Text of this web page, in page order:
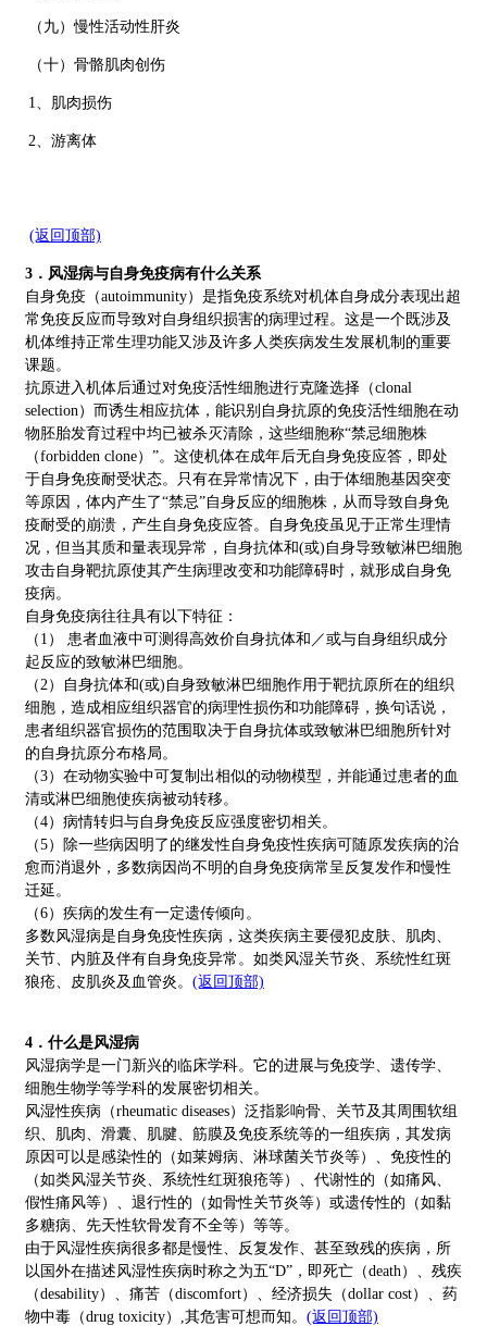
（九）慢性活动性肝炎
（十）骨骼肌肉创伤
1、肌肉损伤
2、游离体
(返回顶部)
3．风湿病与自身免疫病有什么关系
自身免疫（autoimmunity）是指免疫系统对机体自身成分表现出超
常免疫反应而导致对自身组织损害的病理过程。这是一个既涉及
机体维持正常生理功能又涉及许多人类疾病发生发展机制的重要
课题。
抗原进入机体后通过对免疫活性细胞进行克隆选择（clonal
selection）而诱生相应抗体，能识别自身抗原的免疫活性细胞在动
物胚胎发育过程中均已被杀灭清除，这些细胞称“禁忌细胞株
（forbidden clone）”。这使机体在成年后无自身免疫应答，即处
于自身免疫耐受状态。只有在异常情况下，由于体细胞基因突变
等原因，体内产生了“禁忌”自身反应的细胞株，从而导致自身免
疫耐受的崩溃，产生自身免疫应答。自身免疫虽见于正常生理情
况，但当其质和量表现异常，自身抗体和(或)自身导致敏淋巴细胞
攻击自身靶抗原使其产生病理改变和功能障碍时，就形成自身免
疫病。
自身免疫病往往具有以下特征：
（1） 患者血液中可测得高效价自身抗体和／或与自身组织成分
起反应的致敏淋巴细胞。
（2）自身抗体和(或)自身致敏淋巴细胞作用于靶抗原所在的组织
细胞，造成相应组织器官的病理性损伤和功能障碍，换句话说，
患者组织器官损伤的范围取决于自身抗体或致敏淋巴细胞所针对
的自身抗原分布格局。
（3）在动物实验中可复制出相似的动物模型，并能通过患者的血
清或淋巴细胞使疾病被动转移。
（4）病情转归与自身免疫反应强度密切相关。
（5）除一些病因明了的继发性自身免疫性疾病可随原发疾病的治
愈而消退外，多数病因尚不明的自身免疫病常呈反复发作和慢性
迁延。
（6）疾病的发生有一定遗传倾向。
多数风湿病是自身免疫性疾病，这类疾病主要侵犯皮肤、肌肉、
关节、内脏及伴有自身免疫异常。如类风湿关节炎、系统性红斑
狼疮、皮肌炎及血管炎。 (返回顶部)
4．什么是风湿病
风湿病学是一门新兴的临床学科。它的进展与免疫学、遗传学、
细胞生物学等学科的发展密切相关。
风湿性疾病（rheumatic diseases）泛指影响骨、关节及其周围软组
织、肌肉、滑囊、肌腱、筋膜及免疫系统等的一组疾病，其发病
原因可以是感染性的（如莱姆病、淋球菌关节炎等）、免疫性的
（如类风湿关节炎、系统性红斑狼疮等）、代谢性的（如痛风、
假性痛风等）、退行性的（如骨性关节炎等）或遗传性的（如黏
多糖病、先天性软骨发育不全等）等等。
由于风湿性疾病很多都是慢性、反复发作、甚至致残的疾病，所
以国外在描述风湿性疾病时称之为五“D”，即死亡（death）、残疾
（desability）、痛苦（discomfort）、经济损失（dollar cost）、药
物中毒（drug toxicity）,其危害可想而知。 (返回顶部)